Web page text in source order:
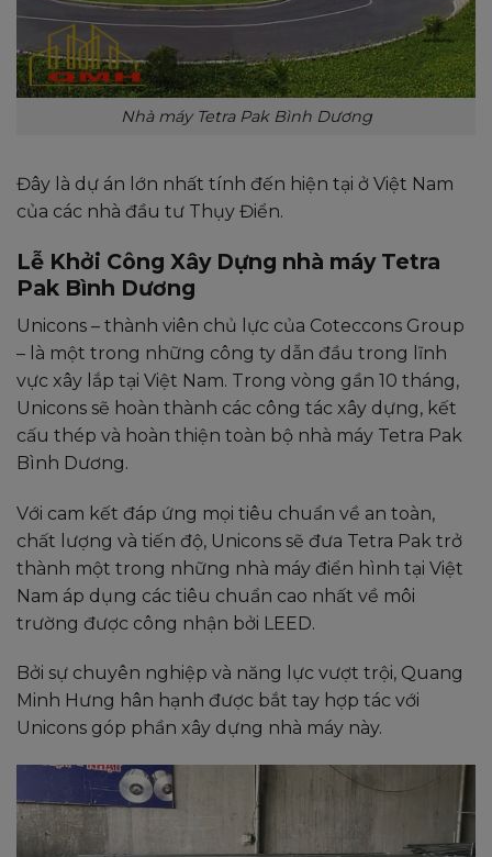
Nhà máy Tetra Pak Bình Dương
Đây là dự án lớn nhất tính đến hiện tại ở Việt Nam
của các nhà đầu tư Thụy Điển.
Lễ Khởi Công Xây Dựng nhà máy Tetra
Pak Bình Dương
Unicons – thành viên chủ lực của Coteccons Group
– là một trong những công ty dẫn đầu trong lĩnh
vực xây lắp tại Việt Nam. Trong vòng gần 10 tháng,
Unicons sẽ hoàn thành các công tác xây dựng, kết
cấu thép và hoàn thiện toàn bộ nhà máy Tetra Pak
Bình Dương.
Với cam kết đáp ứng mọi tiêu chuẩn về an toàn,
chất lượng và tiến độ, Unicons sẽ đưa Tetra Pak trở
thành một trong những nhà máy điển hình tại Việt
Nam áp dụng các tiêu chuẩn cao nhất về môi
trường được công nhận bởi LEED.
Bởi sự chuyên nghiệp và năng lực vượt trội, Quang
Minh Hưng hân hạnh được bắt tay hợp tác với
Unicons góp phần xây dựng nhà máy này.